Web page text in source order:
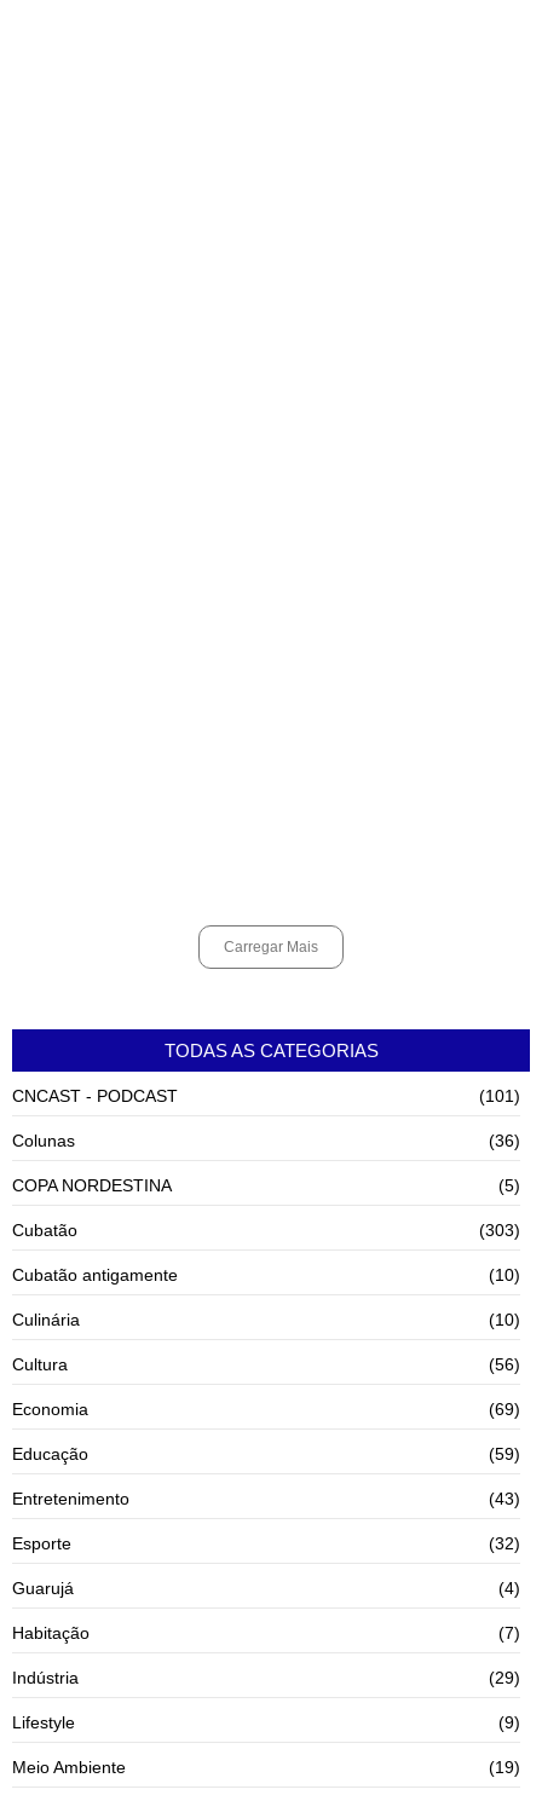
Carregar Mais
TODAS AS CATEGORIAS
CNCAST - PODCAST (101)
Colunas (36)
COPA NORDESTINA (5)
Cubatão (303)
Cubatão antigamente (10)
Culinária (10)
Cultura (56)
Economia (69)
Educação (59)
Entretenimento (43)
Esporte (32)
Guarujá (4)
Habitação (7)
Indústria (29)
Lifestyle (9)
Meio Ambiente (19)